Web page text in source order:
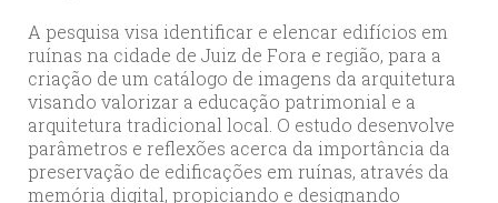
A pesquisa visa identificar e elencar edifícios em
ruínas na cidade de Juiz de Fora e região, para a
criação de um catálogo de imagens da arquitetura
visando valorizar a educação patrimonial e a
arquitetura tradicional local. O estudo desenvolve
parâmetros e reflexões acerca da importância da
preservação de edificações em ruínas, através da
memória digital, propiciando e designando